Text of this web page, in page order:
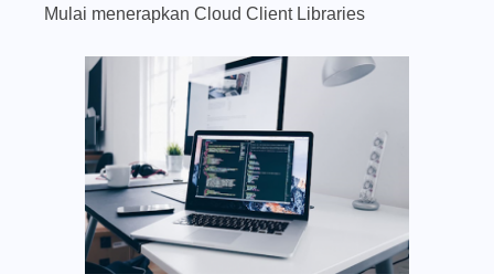
Mulai menerapkan Cloud Client Libraries